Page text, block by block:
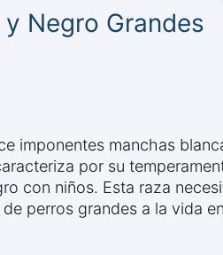
Negro Grandes
imponentes manchas
por su
con niños. Esta raza
perros grandes a la vida